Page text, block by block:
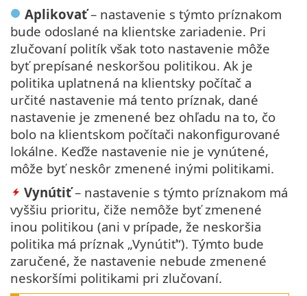
Aplikovať– nastavenie s týmto príznakom
bude odoslané na klientske zariadenie. Pri
zlučovaní politík však toto nastavenie môže
byť prepísané neskoršou politikou. Ak je
politika uplatnená na klientsky počítač a
určité nastavenie má tento príznak, dané
nastavenie je zmenené bez ohľadu na to, čo
bolo na klientskom počítači nakonfigurované
lokálne. Keďže nastavenie nie je vynútené,
môže byť neskôr zmenené inými politikami.
Vynútiť– nastavenie s týmto príznakom má
vyššiu prioritu, čiže nemôže byť zmenené
inou politikou (ani v prípade, že neskoršia
politika má príznak „Vynútiť“). Týmto bude
zaručené, že nastavenie nebude zmenené
neskoršími politikami pri zlučovaní.